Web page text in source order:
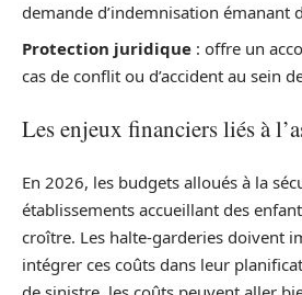
demande d’indemnisation émanant
Protection juridique : offre un
cas de conflit ou d’accident au sein
Les enjeux financiers liés à
En 2026, les budgets alloués à la
établissements accueillant des
croître. Les halte-garderies doivent
intégrer ces coûts dans leur